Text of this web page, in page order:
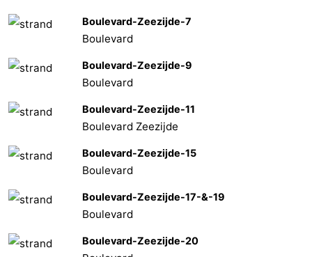
Boulevard-Zeezijde-7
Boulevard
Boulevard-Zeezijde-9
Boulevard
Boulevard-Zeezijde-11
Boulevard Zeezijde
Boulevard-Zeezijde-15
Boulevard
Boulevard-Zeezijde-17-&-19
Boulevard
Boulevard-Zeezijde-20